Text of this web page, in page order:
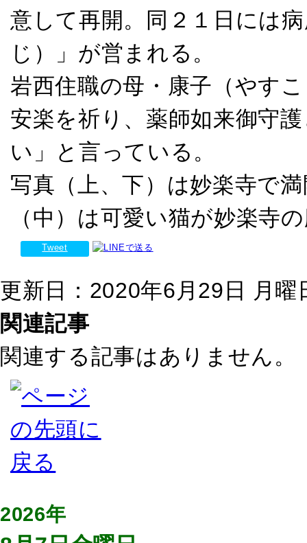
意して再開。同２１日には
じ）」が営まれる。
岩西住職の母・康子（やす
安楽を祈り、薬師如来御守
い」と言っている。
写真（上、下）は妙楽寺で
（中）は可愛い猫が妙楽寺
Tweet
更新日：2020年6月29日 月曜
関連記事
関連する記事はありません。
2026年